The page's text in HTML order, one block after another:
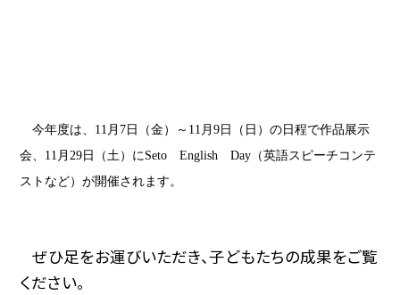
今年度は、 11 月 7 日（金）～ 11 月9 日（日）の日程で作品展示
会、 11 月29 日（土）にSeto English Day （英語スピーチコンテ
ストなど）が開催されます。
ぜひ足をお運びいただき、子どもたちの成果をご覧
ください。